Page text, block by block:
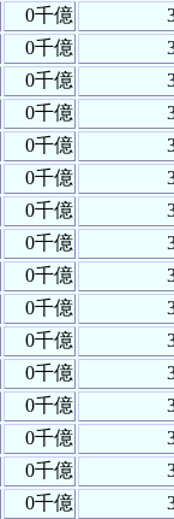
0千億
0千億
0千億
0千億
0千億
0千億
0千億
0千億
0千億
0千億
0千億
0千億
0千億
0千億
0千億
0千億